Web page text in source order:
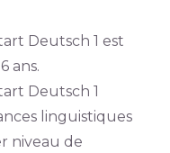
Deutsch 1 est
ans.
Deutsch 1
linguistiques
niveau de